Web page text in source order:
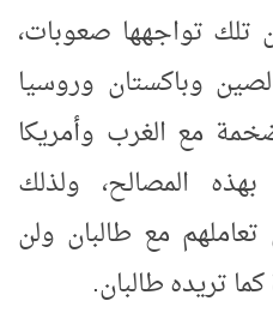
تلك تواجهها صعوبات،
وباكستان وروسيا
مع الغرب وأمريكا
المصالح، ولذلك
مع طالبان ولن
تريده طالبان.